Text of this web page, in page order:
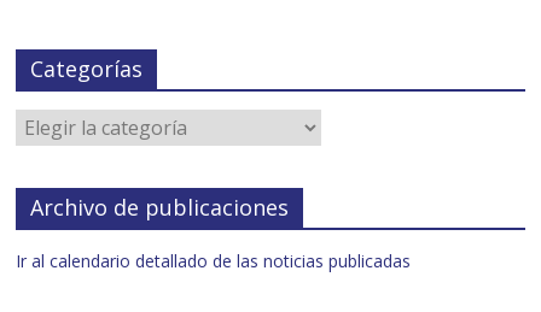
Categorías
Archivo de publicaciones
Ir al calendario detallado de las noticias publicadas